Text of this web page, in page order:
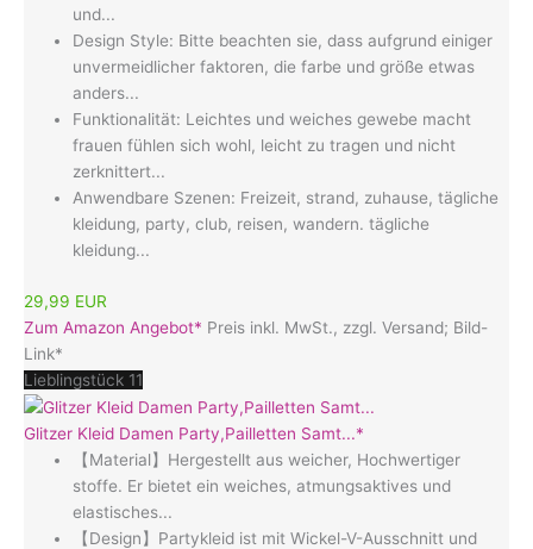
und...
Design Style: Bitte beachten sie, dass aufgrund einiger
unvermeidlicher faktoren, die farbe und größe etwas
anders...
Funktionalität: Leichtes und weiches gewebe macht
frauen fühlen sich wohl, leicht zu tragen und nicht
zerknittert...
Anwendbare Szenen: Freizeit, strand, zuhause, tägliche
kleidung, party, club, reisen, wandern. tägliche
kleidung...
29,99 EUR
Zum Amazon Angebot* Preis inkl. MwSt., zzgl. Versand; Bild-
Link*
Lieblingstück 11
Glitzer Kleid Damen Party,Pailletten Samt...*
【Material】Hergestellt aus weicher, Hochwertiger
stoffe. Er bietet ein weiches, atmungsaktives und
elastisches...
【Design】Partykleid ist mit Wickel-V-Ausschnitt und